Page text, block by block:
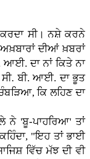
ਸੀ। ਨਸ਼ੇ ਕਰਨੇ
ਦੀਆਂ ਖ਼ਬਰਾਂ
ਦਾ ਨਾਂ ਕਿਤੇ ਨਾ
ਸੀ. ਬੀ. ਆਈ. ਦਾ ਭੂਤ
ਕਿ ਲਹਿਣ ਦਾ
ਨੇ 'ਬੂ-ਪਾਹਰਿਆ' ਤਾਂ
"ਇਹ ਤਾਂ ਭਾਈ
ਵਿੱਚ ਮੱਝ ਦੀ ਵੀ